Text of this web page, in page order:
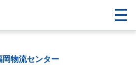
物流センター